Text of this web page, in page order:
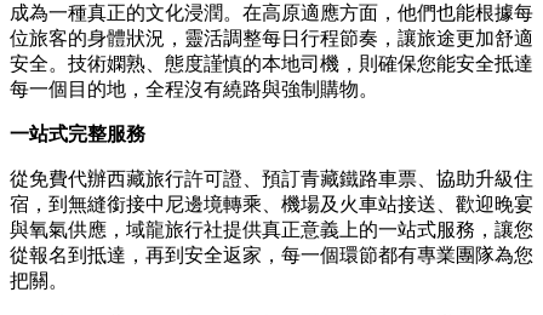
成為一種真正的文化浸潤。在高原適應方面，他們也能根據每
位旅客的身體狀況，靈活調整每日行程節奏，讓旅途更加舒適
安全。技術嫻熟、態度謹慎的本地司機，則確保您能安全抵達
每一個目的地，全程沒有繞路與強制購物。
一站式完整服務
從免費代辦西藏旅行許可證、預訂青藏鐵路車票、協助升級住
宿，到無縫銜接中尼邊境轉乘、機場及火車站接送、歡迎晚宴
與氧氣供應，域龍旅行社提供真正意義上的一站式服務，讓您
從報名到抵達，再到安全返家，每一個環節都有專業團隊為您
把關。